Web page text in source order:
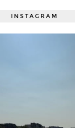
INSTAGRAM